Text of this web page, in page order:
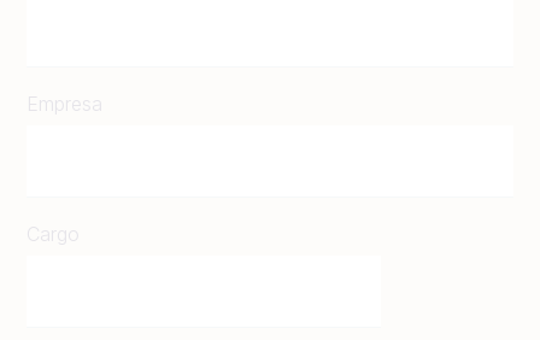
Empresa
Cargo